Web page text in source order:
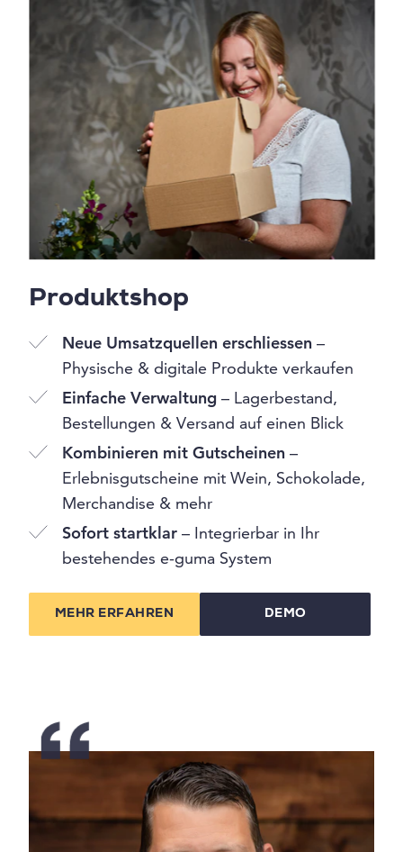
Produktshop
Neue Umsatzquellen erschliessen –
Physische & digitale Produkte verkaufen
Einfache Verwaltung – Lagerbestand,
Bestellungen & Versand auf einen Blick
Kombinieren mit Gutscheinen –
Erlebnisgutscheine mit Wein, Schokolade,
Merchandise & mehr
Sofort startklar – Integrierbar in Ihr
bestehendes e-guma System
MEHR ERFAHREN DEMO